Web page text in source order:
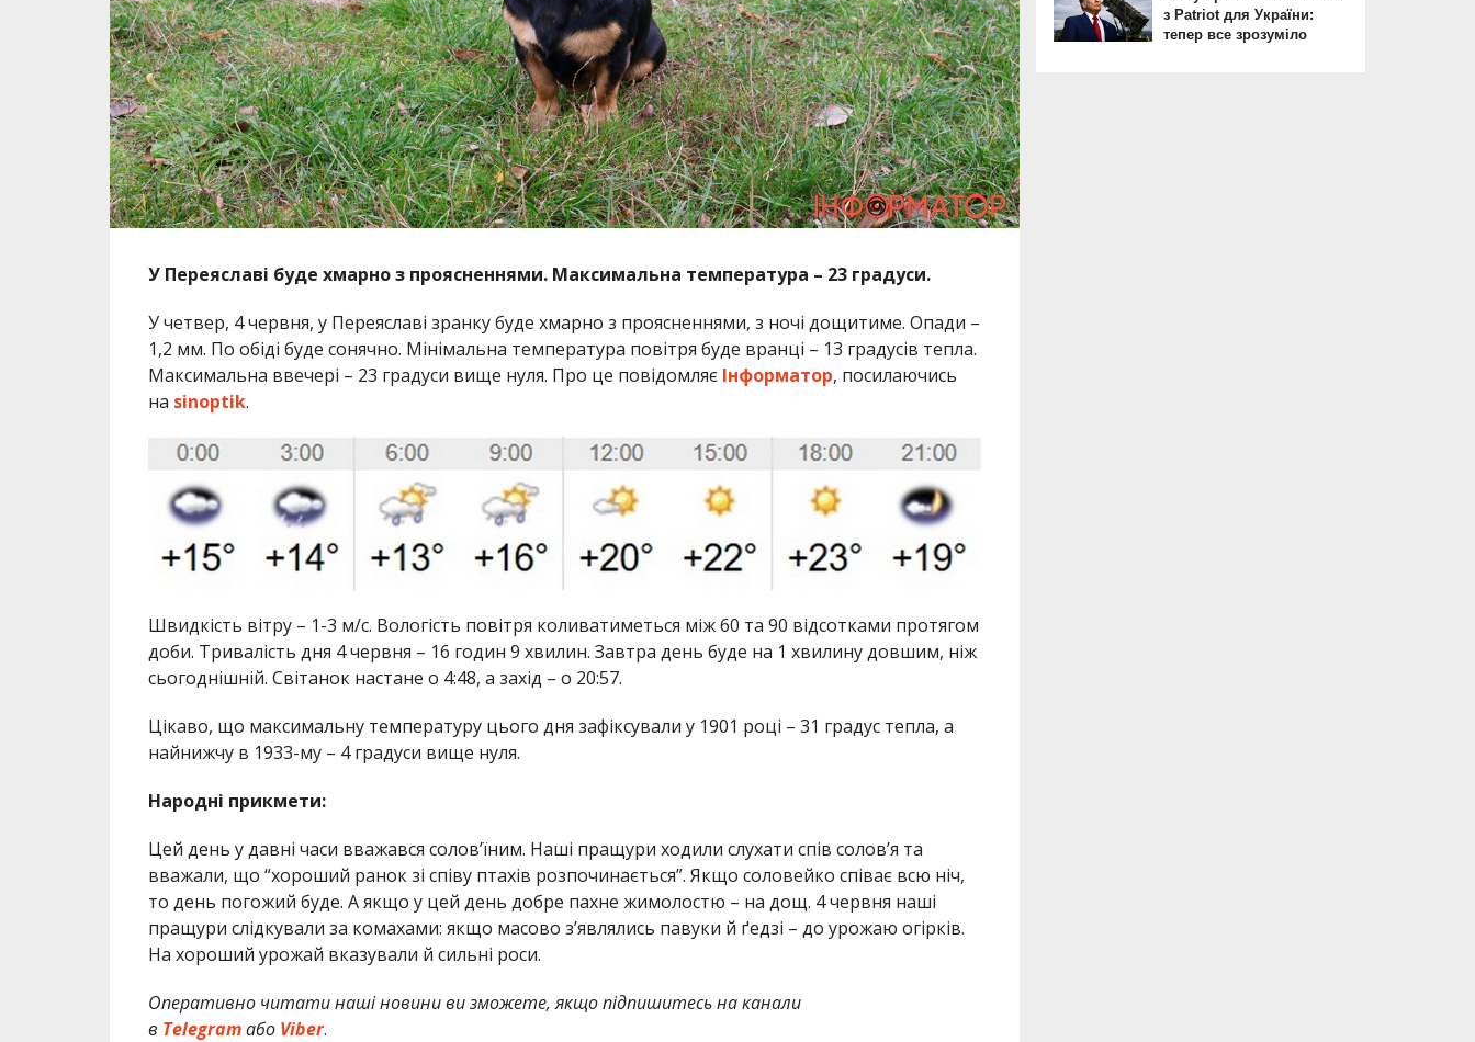
У Переяславі буде хмарно з проясненнями.Максимальна температура – 23 градуси.
У четвер, 4 червня, у Переяславі зранку буде хмарно з проясненнями, з ночі дощитиме. Опади –
1,2 мм. По обіді буде сонячно. Мінімальна температура повітря буде вранці – 13 градусів тепла.
Максимальна ввечері – 23 градуси вище нуля. Про це повідомляє Інформатор, посилаючись
на sinoptіk.
Швидкість вітру – 1-3 м/с. Вологість повітря коливатиметься між 60 та 90 відсотками протягом
доби. Тривалість дня 4 червня – 16 годин 9 хвилин. Завтра день буде на 1 хвилину довшим, ніж
сьогоднішній. Світанок настане о 4:48, а захід – о 20:57.
Цікаво, що максимальну температуру цього дня зафіксували у 1901 році – 31 градус тепла, а
найнижчу в 1933-му – 4 градуси вище нуля.
Народні прикмети:
Цей день у давні часи вважався солов’їним. Наші пращури ходили слухати спів солов’я та
вважали, що “хороший ранок зі співу птахів розпочинається”. Якщо соловейко співає всю ніч,
то день погожий буде. А якщо у цей день добре пахне жимолостю – на дощ. 4 червня наші
пращури слідкували за комахами: якщо масово з’являлись павуки й ґедзі – до урожаю огірків.
На хороший урожай вказували й сильні роси.
Оперативно читати наші новини ви зможете, якщо підпишитесь на канали
в Telegramабо Viber.